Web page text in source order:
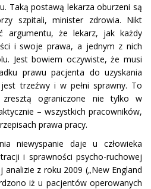
Taką postawą lekarza oburzeni są
szpitali, minister zdrowia. Nikt
argumentu, że lekarz, jak każdy
i swoje prawa, a jednym z nich
Jest bowiem oczywiste, że musi
prawu pacjenta do uzyskania
trzeźwy i w pełni sprawny. To
ograniczone nie tylko w
– wszystkich pracowników,
prawa pracy.
niewyspanie daje u człowieka
i sprawności psycho-ruchowej
analizie z roku 2009 („New England
iż u pacjentów operowanych